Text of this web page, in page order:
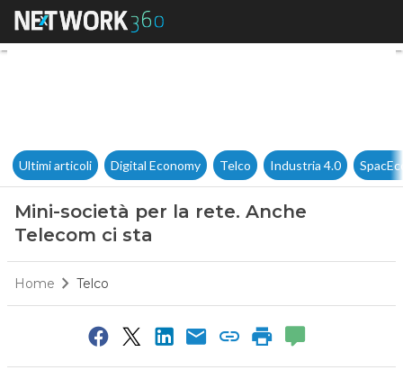
Mini-società per la rete.
Ultimi articoli Digital Economy Telco Industria 4.0
Mini-società per la rete. Anche
Telecom ci sta
Home Telco